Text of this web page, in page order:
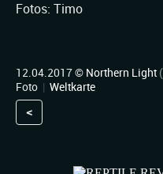
Fotos: Timo
12.04.2017 © Northern Light
Foto | Weltkarte
<